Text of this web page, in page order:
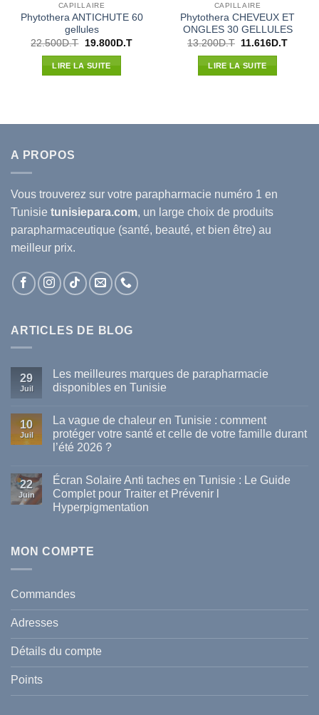
CAPILLAIRE
Phytothera ANTICHUTE 60
gellules
22.500D.T
Le
initial
était :
22.500D.T.
19.800D.TLe
LIRE LA SUITE
CAPILLAIRE
Phytothera CHEVEUX ET
ONGLES 30 GELLULES
13.200D.T
Le
initial
était :
13.200D.T.
11.616D.TLe
LIRE LA SUITE
A PROPOS
Vous trouverez sur votre parapharmacie numéro 1 en
Tunisie tunisiepara.com, un large choix de produits
parapharmaceutique (santé, beauté, et bien être) au
meilleur prix.
ARTICLES DE BLOG
29
Juil
Les meilleures marques de parapharmacie
disponibles en Tunisie
sur
meilleures
marques
disponibles
en
Tunisie
10
Juil
La vague de chaleur en Tunisie : comment
protéger votre santé et celle de votre famille durant
l’été 2026 ?
sur
La
vague
de
comment
et
celle
de
votre
famille
durant
l’été
2026
?
22
Juin
Écran Solaire Anti taches en Tunisie : Le Guide
Complet pour Traiter et Prévenir l
Hyperpigmentation
Écran
Tunisie
Guide
Traiter
Prévenir
MON COMPTE
Commandes
Adresses
Détails du compte
Points